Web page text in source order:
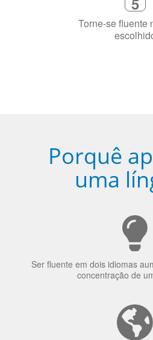
Torne-se fluente
Porquê
uma
Ser fluente em dois idiomas
concentração de